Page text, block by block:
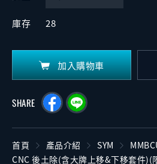
庫存 28
加入購物車
SHARE
首頁 產品介紹 SYM
CNC 後土除(含大牌上移&下移套件)(